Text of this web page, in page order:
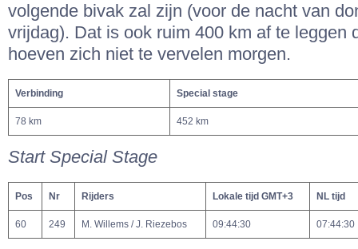
volgende bivak zal zijn (voor de nacht van
vrijdag). Dat is ook ruim 400 km af te leggen
hoeven zich niet te vervelen morgen.
Verbinding Special stage
78 km 452 km
Start Special Stage
Pos Nr Rijders Lokale tijd GMT+3 NL tijd
60 249 M. Willems / J. Riezebos 09:44:30 07:44:30